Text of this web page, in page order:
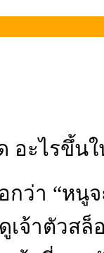
อะไรขึ้น
กว่า “หนู
เจ้าตัวสล็